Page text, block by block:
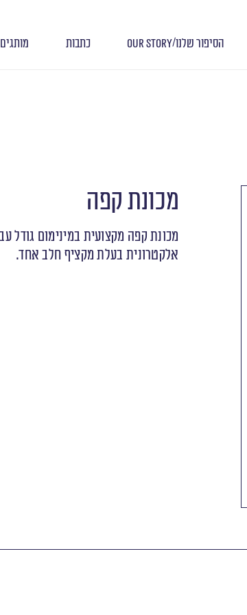
הסיפור שלנו/
OUR STORY כתבות מותגים
מכונת קפה
אלקטרונית בעלת מקציף חלב אחד.